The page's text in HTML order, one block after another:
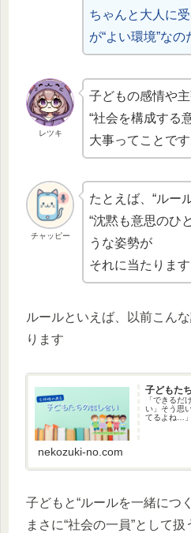
ちゃんと大人に
が“よい環境”な
レツキ
子どもの感情や主
“社会を構成する
大事ってことで
チャッピー
たとえば、“ルー
“沈黙も意思のひ
うな姿勢が
それに当たります
ルールといえば、以前こん
ります
子どもた
「できるだ
い」そう思
てるよね…
言した子ど
nekozuki-no.com
子どもと“ルールを一緒につ
まさに“社会の一員”として